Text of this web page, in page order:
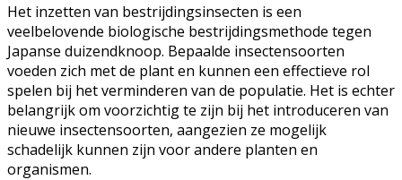
Het inzetten van bestrijdingsinsecten is een
veelbelovende biologische bestrijdingsmethode tegen
Japanse duizendknoop. Bepaalde insectensoorten
voeden zich met de plant en kunnen een effectieve rol
spelen bij het verminderen van de populatie. Het is echter
belangrijk om voorzichtig te zijn bij het introduceren van
nieuwe insectensoorten, aangezien ze mogelijk
schadelijk kunnen zijn voor andere planten en
organismen.